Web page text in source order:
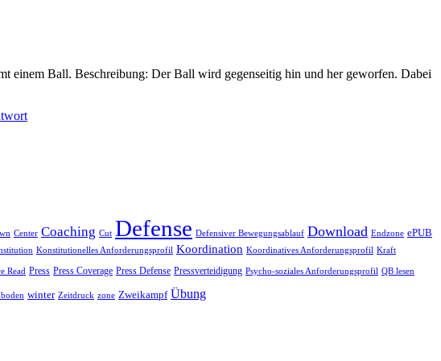
einem Ball. Beschreibung: Der Ball wird gegenseitig hin und her geworfen. Dabei
Center Coaching Cut Defense Defensiver Bewegungsablauf Download Endzone ePUB
Konstitutionelles Anforderungsprofil Koordination Koordinatives Anforderungsprofil Kraft
Read Press Press Coverage Press Defense Pressverteidigung Psycho-soziales Anforderungsprofil QB lesen
winter Zeitdruck zone Zweikampf Übung